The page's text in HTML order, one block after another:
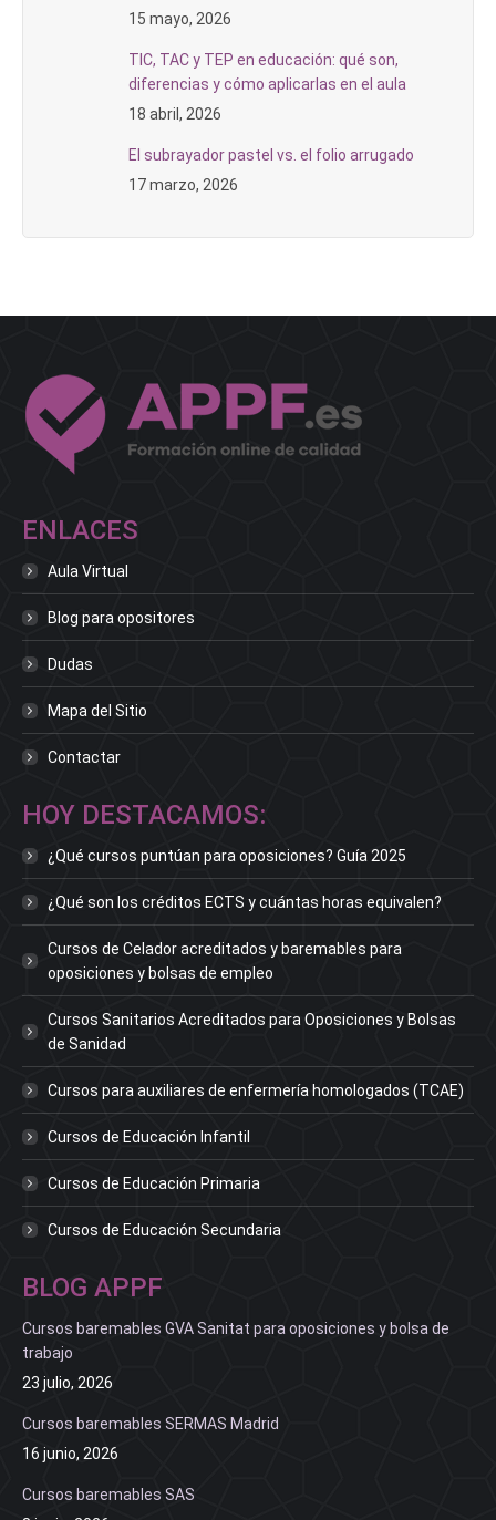
15 mayo, 2026
TIC, TAC y TEP en educación: qué son,
diferencias y cómo aplicarlas en el aula
18 abril, 2026
El subrayador pastel vs. el folio arrugado
17 marzo, 2026
ENLACES
Aula Virtual
Blog para opositores
Dudas
Mapa del Sitio
Contactar
HOY DESTACAMOS:
¿Qué cursos puntúan para oposiciones? Guía 2025
¿Qué son los créditos ECTS y cuántas horas equivalen?
Cursos de Celador acreditados y baremables para
oposiciones y bolsas de empleo
Cursos Sanitarios Acreditados para Oposiciones y Bolsas
de Sanidad
Cursos para auxiliares de enfermería homologados (TCAE)
Cursos de Educación Infantil
Cursos de Educación Primaria
Cursos de Educación Secundaria
BLOG APPF
Cursos baremables GVA Sanitat para oposiciones y bolsa de
trabajo
23 julio, 2026
Cursos baremables SERMAS Madrid
16 junio, 2026
Cursos baremables SAS